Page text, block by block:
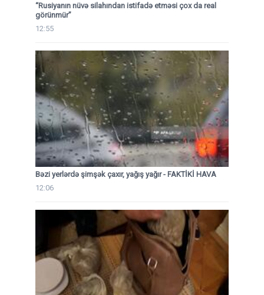
“Rusiyanın nüvə silahından istifadə etməsi çox da real
görünmür”
12:55
Bəzi yerlərdə şimşək çaxır, yağış yağır - FAKTİKİ HAVA
12:06